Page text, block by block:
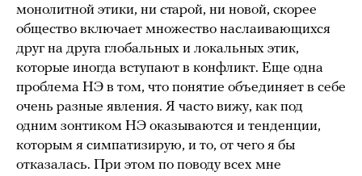
монолитной этики, ни старой, ни новой, скорее
общество включает множество наслаивающихся
друг на друга глобальных и локальных этик,
которые иногда вступают в конфликт. Еще одна
проблема НЭ в том, что понятие объединяет в себе
очень разные явления. Я часто вижу, как под
одним зонтиком НЭ оказываются и тенденции,
которым я симпатизирую, и то, от чего я бы
отказалась. При этом по поводу всех мне